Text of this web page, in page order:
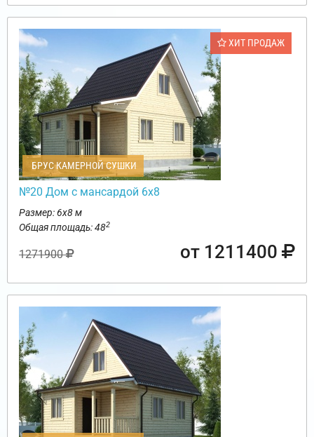
ХИТ ПРОДАЖ
БРУС КАМЕРНОЙ СУШКИ
№20 Дом с мансардой 6х8
Размер: 6х8 м
Общая площадь: 482
1271900 от 1211400